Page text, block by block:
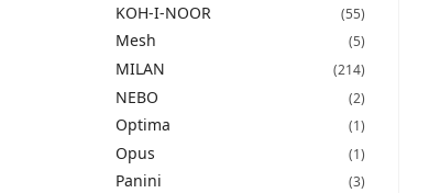
KOH-I-NOOR (55)
Mesh (5)
MILAN (214)
NEBO (2)
Optima (1)
Opus (1)
Panini (3)